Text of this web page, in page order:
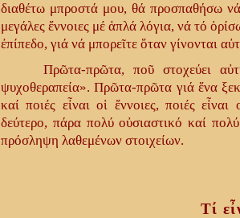
διαθέτω μπροστά μου, θά προσπαθήσω
μεγάλες ἔννοιες μέ ἁπλά λόγια, νά τό
ἐπίπεδο, γιά νά μπορεῖτε ὅταν γίνονται
Πρῶτα-πρῶτα, ποῦ στοχεύει
ψυχοθεραπεία». Πρῶτα-πρῶτα γιά ἕνα
καί ποιές εἶναι οἱ ἔννοιες, ποιές
δεύτερο, πάρα πολύ οὐσιαστικό καί
πρόσληψη λαθεμένων στοιχείων.
Τί